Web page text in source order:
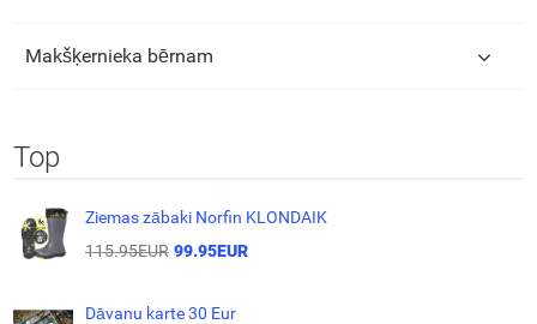
Makšķernieka bērnam
Top
Ziemas zābaki Norfin KLONDAIK
115.95EUR 99.95EUR
Dāvanu karte 30 Eur